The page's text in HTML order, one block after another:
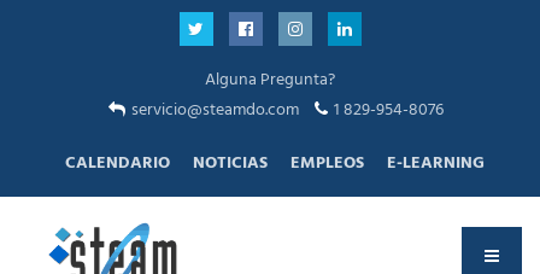
Alguna Pregunta?
servicio@steamdo.com
1 829-954-8076
CALENDARIO
NOTICIAS EMPLEOS E-LEARNING